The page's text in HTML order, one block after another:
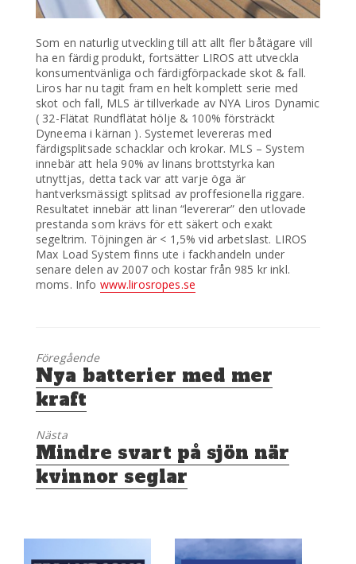
Som en naturlig utveckling till att allt fler båtägare vill
ha en färdig produkt, fortsätter LIROS att utveckla
konsumentvänliga och färdigförpackade skot & fall.
Liros har nu tagit fram en helt komplett serie med
skot och fall, MLS är tillverkade av NYA Liros Dynamic
( 32-Flätat Rundflätat hölje & 100% försträckt
Dyneema i kärnan ). Systemet levereras med
färdigsplitsade schacklar och krokar. MLS – System
innebär att hela 90% av linans brottstyrka kan
utnyttjas, detta tack var att varje öga är
hantverksmässigt splitsad av proffesionella riggare.
Resultatet innebär att linan “levererar” den utlovade
prestanda som krävs för ett säkert och exakt
segeltrim. Töjningen är < 1,5% vid arbetslast. LIROS
Max Load System finns ute i fackhandeln under
senare delen av 2007 och kostar från 985 kr inkl.
moms. Info www.lirosropes.se
Föregående
Föregående
inlägg:
Nya batterier med mer
kraft
Nästa
Nästa
inlägg:
Mindre svart på sjön när
kvinnor seglar